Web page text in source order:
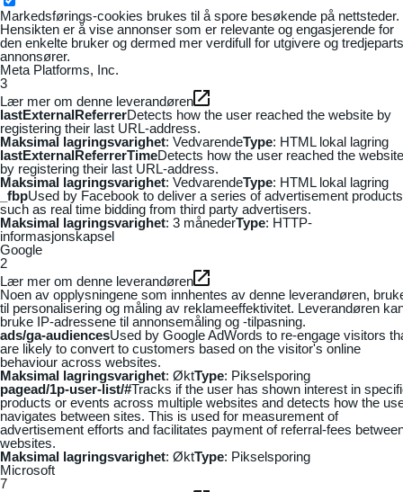
Markedsførings-cookies brukes til å spore besøkende på nettsteder.
Hensikten er å vise annonser som er relevante og engasjerende for
den enkelte bruker og dermed mer verdifull for utgivere og tredjeparts
annonsører.
Meta Platforms, Inc.
3
Lær mer om denne leverandøren
lastExternalReferrerDetects how the user reached the website by
registering their last URL-address.
Maksimal lagringsvarighet: VedvarendeType: HTML lokal lagring
lastExternalReferrerTimeDetects how the user reached the website
by registering their last URL-address.
Maksimal lagringsvarighet: VedvarendeType: HTML lokal lagring
_fbpUsed by Facebook to deliver a series of advertisement products
such as real time bidding from third party advertisers.
Maksimal lagringsvarighet: 3 månederType: HTTP-
informasjonskapsel
Google
2
Lær mer om denne leverandøren
Noen av opplysningene som innhentes av denne leverandøren,
til personalisering og måling av reklameeffektivitet. Leverandøren
bruke IP-adressene til annonsemåling og -tilpasning.
ads/ga-audiencesUsed by Google AdWords to re-engage visitors
are likely to convert to customers based on the visitor's online
behaviour across websites.
Maksimal lagringsvarighet: ØktType: Pikselsporing
pagead/1p-user-list/#Tracks if the user has shown interest in
products or events across multiple websites and detects how the
navigates between sites. This is used for measurement of
advertisement efforts and facilitates payment of referral-fees
websites.
Maksimal lagringsvarighet: ØktType: Pikselsporing
Microsoft
7